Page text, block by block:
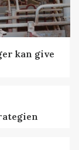
kan give